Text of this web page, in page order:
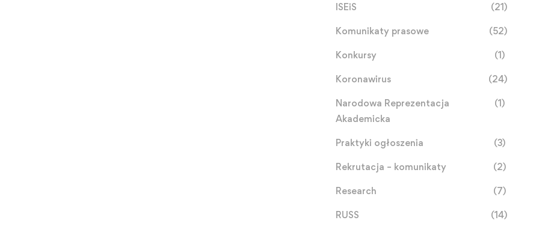
ISEiS (21)
Komunikaty prasowe (52)
Konkursy (1)
Koronawirus (24)
Narodowa Reprezentacja
Akademicka
(1)
Praktyki ogłoszenia (3)
Rekrutacja – komunikaty (2)
Research (7)
RUSS (14)